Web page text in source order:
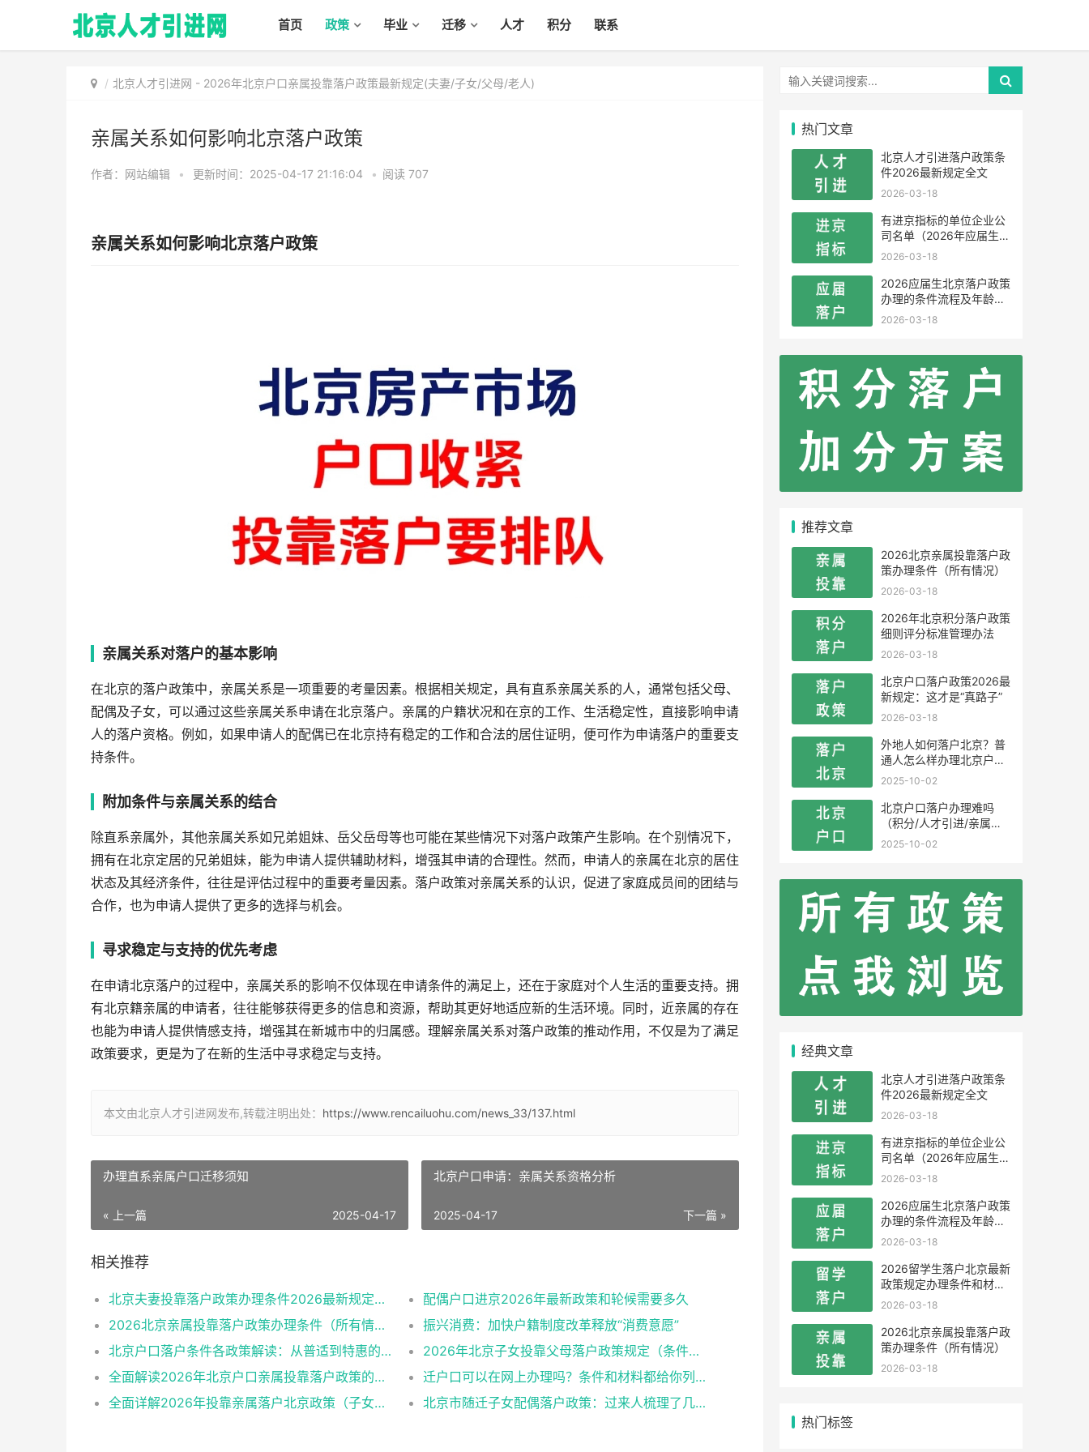
首页 政策 毕业 迁移 人才 积分 联系
北京人才引进网 - 2026年北京户口亲属投靠落户政策最新规定(夫妻/子女/父母/老人)
亲属关系如何影响北京落户政策
作者：网站编辑 • 更新时间：2025-04-17 21:16:04 • 阅读 707
亲属关系如何影响北京落户政策
亲属关系对落户的基本影响
在北京的落户政策中，亲属关系是一项重要的考量因素。根据相关规定，具有直系亲属关系的人，通常包括父母、
配偶及子女，可以通过这些亲属关系申请在北京落户。亲属的户籍状况和在京的工作、生活稳定性，直接影响申请
人的落户资格。例如，如果申请人的配偶已在北京持有稳定的工作和合法的居住证明，便可作为申请落户的重要支
持条件。
附加条件与亲属关系的结合
除直系亲属外，其他亲属关系如兄弟姐妹、岳父岳母等也可能在某些情况下对落户政策产生影响。在个别情况下，
拥有在北京定居的兄弟姐妹，能为申请人提供辅助材料，增强其申请的合理性。然而，申请人的亲属在北京的居住
状态及其经济条件，往往是评估过程中的重要考量因素。落户政策对亲属关系的认识，促进了家庭成员间的团结与
合作，也为申请人提供了更多的选择与机会。
寻求稳定与支持的优先考虑
在申请北京落户的过程中，亲属关系的影响不仅体现在申请条件的满足上，还在于家庭对个人生活的重要支持。拥
有北京籍亲属的申请者，往往能够获得更多的信息和资源，帮助其更好地适应新的生活环境。同时，近亲属的存在
也能为申请人提供情感支持，增强其在新城市中的归属感。理解亲属关系对落户政策的推动作用，不仅是为了满足
政策要求，更是为了在新的生活中寻求稳定与支持。
本文由北京人才引进网发布,转载注明出处： https://www.rencailuohu.com/news_33/137.html
办理直系亲属户口迁移须知
« 上一篇 2025-04-17
北京户口申请：亲属关系资格分析
下一篇 »
2025-04-17
相关推荐
北京夫妻投靠落户政策办理条件2026最新规定消息
配偶户口进京2026年最新政策和轮候需要多久
2026北京亲属投靠落户政策办理条件（所有情况）
振兴消费：加快户籍制度改革释放“消费意愿”
北京户口落户条件各政策解读：从普适到特惠的多维通道
2026年北京子女投靠父母落户政策规定（条件+材料+流程）
全面解读2026年北京户口亲属投靠落户政策的各类情形
迁户口可以在网上办理吗？条件和材料都给你列好了！
全面详解2026年投靠亲属落户北京政策（子女、父母、夫妻）
北京市随迁子女配偶落户政策：过来人梳理了几个关键点
热门文章
北京人才引进落户政策条
件2026最新规定全文
2026-03-18
有进京指标的单位企业公
司名单（2026年应届生留
学生）
2026-03-18
2026应届生北京落户政策
办理的条件流程及年龄限
制
2026-03-18
推荐文章
2026北京亲属投靠落户政
策办理条件（所有情况）
2026-03-18
2026年北京积分落户政策
细则评分标准管理办法
2026-03-18
北京户口落户政策2026最
新规定：这才是“真路子”
2026-03-18
外地人如何落户北京？普
通人怎么样办理北京户
口？
2025-10-02
北京户口落户办理难吗
（积分/人才引进/亲属投
靠）
2025-10-02
经典文章
北京人才引进落户政策条
件2026最新规定全文
2026-03-18
有进京指标的单位企业公
司名单（2026年应届生留
学生）
2026-03-18
2026应届生北京落户政策
办理的条件流程及年龄限
制
2026-03-18
2026留学生落户北京最新
政策规定办理条件和材料
及流程
2026-03-18
2026北京亲属投靠落户政
策办理条件（所有情况）
2026-03-18
热门标签